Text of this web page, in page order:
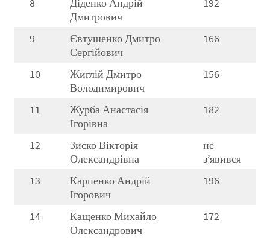
8
Діденко Андрій
Дмитрович
192
9
Євтушенко Дмитро
Сергійович
166
10
Жиглій Дмитро
Володимирович
156
11
Журба Анастасія
Ігорівна
182
12
Зиско Вікторія
Олександрівна
не
з’явився
13
Карпенко Андрій
Ігорович
196
14
Кащенко Михайло
Олександрович
172